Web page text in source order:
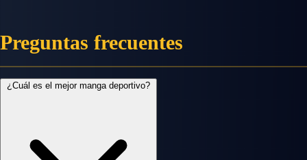
Preguntas frecuentes
¿Cuál es el mejor manga deportivo?